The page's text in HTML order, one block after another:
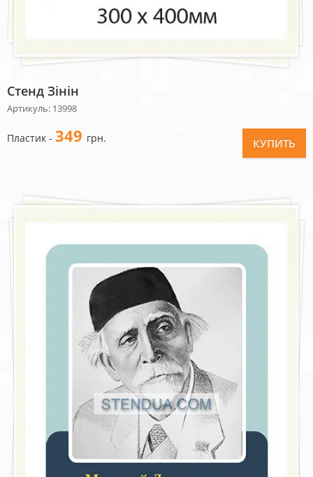
Стенд Зінін
Артикуль: 13998
Пластик - 349 грн. КУПИТЬ